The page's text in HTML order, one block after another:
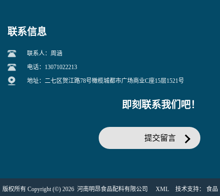
联系信息
联系人：周涵
电话：13071022213
地址：二七区贺江路78号橄榄城都市广场商业C座15层1521号
即刻联系我们吧！
提交留言
版权所有 Copyright (©) 2026 河南明昂食品配料有限公司 XML 技术支持： 食品